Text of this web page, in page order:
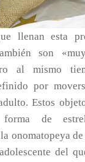
llenan esta
son
al mismo
por
Estos
de
onomatopeya
del